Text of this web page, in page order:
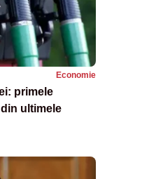
Economie
primele
ultimele